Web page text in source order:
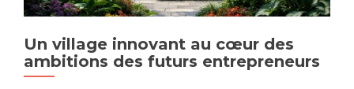
Un village innovant au cœur des
ambitions des futurs entrepreneurs